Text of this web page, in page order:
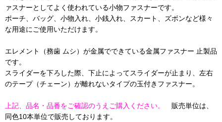
ァスナーとしてよく使われている小物ファスナーです。
ポーチ、バッグ、小物入れ、小銭入れ、スカート、ズボンなど様々
な用途にご使用いただけます。
エレメント（務歯 ムシ）が金属でできている金属ファスナー 止製品
です。
スライダーを下ろした際、下止によってスライダーが止まり、左右
のテープ（チェーン）が離れないタイプの玉付きファスナー。
上記、品名・品番をご確認のうえご購入ください。
販売単位は、
同色10本単位で販売しております。